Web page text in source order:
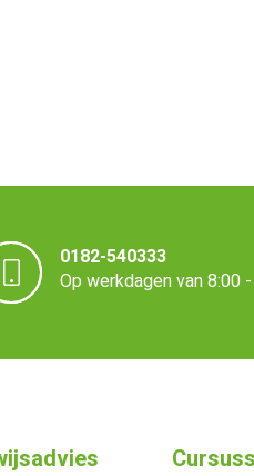
0182-540333
Op werkdagen van 8:00